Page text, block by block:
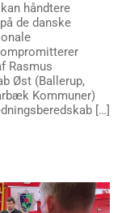
håndtere
de danske
Rasmus
Øst (Ballerup,
Kommuner)
[…]